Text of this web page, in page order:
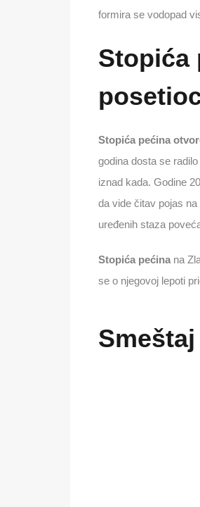
formira se vodopad
Stopića
Stopića pećina
godina dosta se
iznad kada. Godine
da vide čitav pojas
uređenih staza
Stopića pećina na
se o njegovoj lepoti